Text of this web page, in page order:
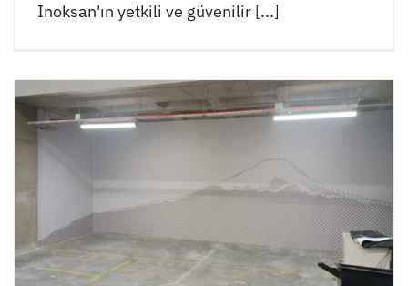
Inoksan'ın yetkili ve güvenilir [...]